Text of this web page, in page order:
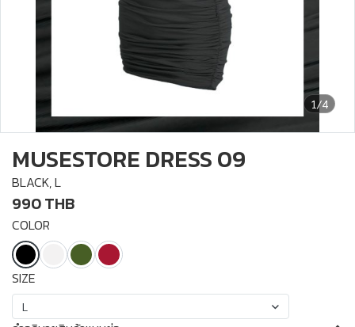
1/4
MUSESTORE DRESS 09
BLACK, L
990 THB
COLOR
SIZE
L